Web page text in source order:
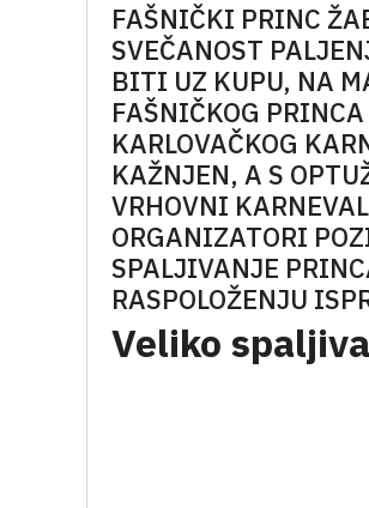
FAŠNIČKI PRINC
SVEČANOST
BITI UZ KUPU, NA
FAŠNIČKOG
KARLOVAČKOG
KAŽNJEN, A S
VRHOVNI
ORGANIZATORI
SPALJIVANJE
RASPOLOŽENJU
Veliko